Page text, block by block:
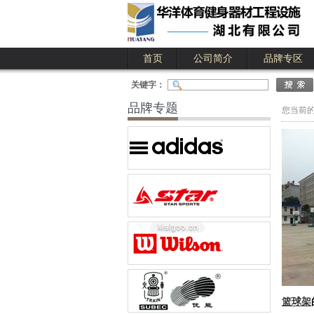
首页 公司简介 品牌专区
公司简介 公司业绩
关键字：
品牌专题 您当前
篮球架